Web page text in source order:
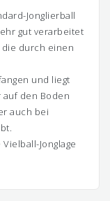
Jonglierball
gut verarbeitet
durch einen
und liegt
auf den Boden
auch bei
Jonglage